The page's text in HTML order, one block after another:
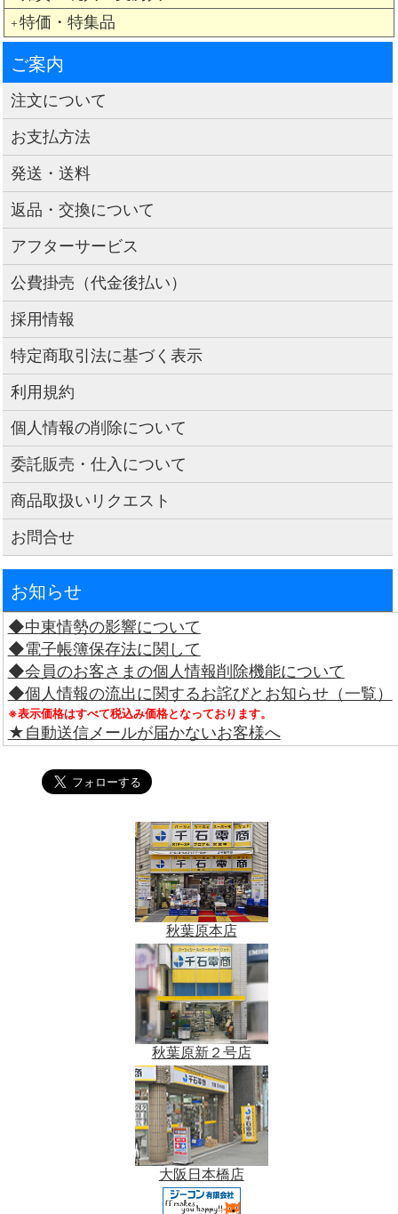
＋ 特価・特集品
ご案内
注文について
お支払方法
発送・送料
返品・交換について
アフターサービス
公費掛売（代金後払い）
採用情報
特定商取引法に基づく表示
利用規約
個人情報の削除について
委託販売・仕入について
商品取扱いリクエスト
お問合せ
お知らせ
◆中東情勢の影響について
◆電子帳簿保存法に関して
◆会員のお客さまの個人情報削除機能について
◆個人情報の流出に関するお詫びとお知らせ（一覧）
※表示価格はすべて税込み価格となっております。
★自動送信メールが届かないお客様へ
秋葉原本店
秋葉原新２号店
大阪日本橋店